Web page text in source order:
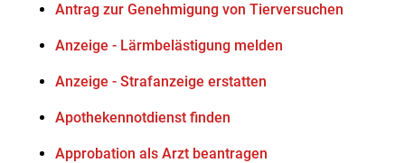
Antrag zur Genehmigung von Tierversuchen
Anzeige - Lärmbelästigung melden
Anzeige - Strafanzeige erstatten
Apothekennotdienst finden
Approbation als Arzt beantragen